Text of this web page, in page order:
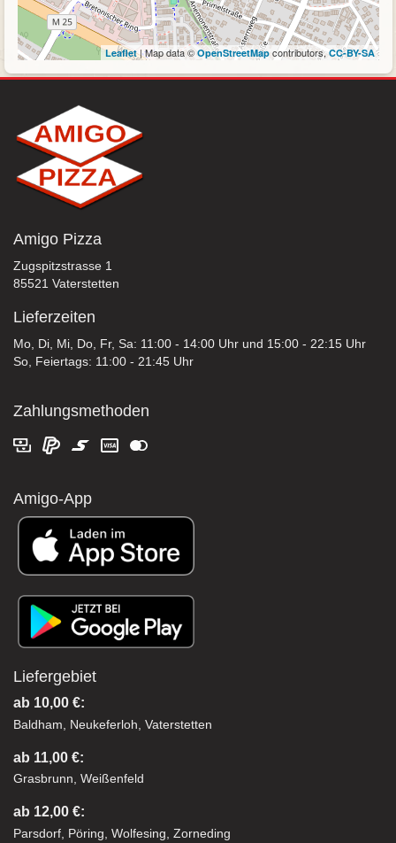
Leaflet| Map data © OpenStreetMapcontributors,CC-BY-SA
Amigo Pizza
Zugspitzstrasse 1
85521 Vaterstetten
Lieferzeiten
Mo, Di, Mi, Do, Fr, Sa: 11:00 - 14:00 Uhr und 15:00 - 22:15 Uhr
So, Feiertags: 11:00 - 21:45 Uhr
Zahlungsmethoden
Amigo-App
Liefergebiet
ab 10,00 €:
Baldham, Neukeferloh, Vaterstetten
ab 11,00 €:
Grasbrunn, Weißenfeld
ab 12,00 €:
Parsdorf, Pöring, Wolfesing, Zorneding